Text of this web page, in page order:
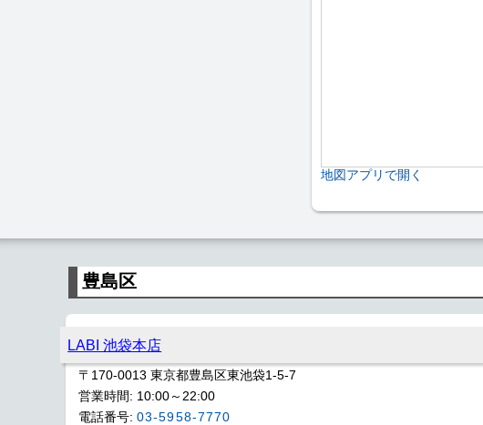
地図アプリで開く
豊島区
LABI 池袋本店
〒170-0013 東京都豊島区東池袋1-5-7
営業時間: 10:00～22:00
電話番号: 03-5958-7770